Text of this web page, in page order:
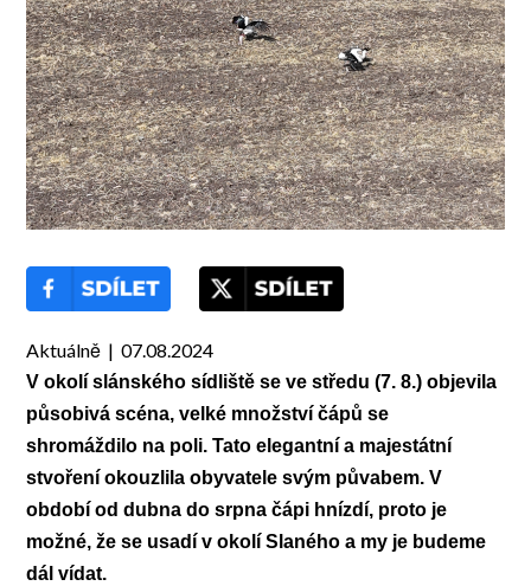
Aktuálně | 07.08.2024
V okolí slánského sídliště se ve středu (7. 8.) objevila
působivá scéna, velké množství čápů se
shromáždilo na poli. Tato elegantní a majestátní
stvoření okouzlila obyvatele svým půvabem. V
období od dubna do srpna čápi hnízdí, proto je
možné, že se usadí v okolí Slaného a my je budeme
dál vídat.